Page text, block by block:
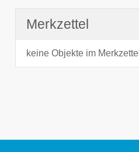
Merkzettel
keine Objekte im Merkzettel